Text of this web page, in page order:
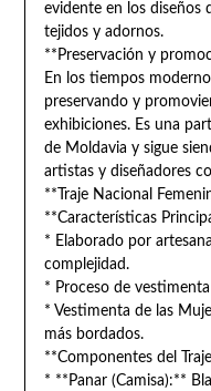
evidente en los diseños
tejidos y adornos.
**Preservación y
En los tiempos
preservando y
exhibiciones. Es una
de Moldavia y sigue
artistas y diseñadores
**Traje Nacional
**Características
* Elaborado por
complejidad.
* Proceso de
* Vestimenta de las
más bordados.
**Componentes del
* **Panar (Camisa):**